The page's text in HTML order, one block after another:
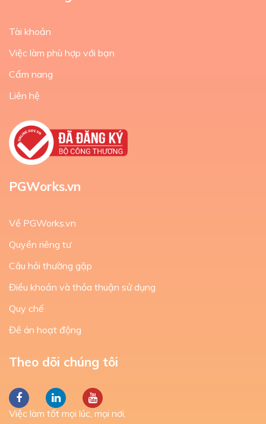
Tài khoản
Việc làm phù hợp với bạn
Cẩm nang
Liên hệ
PGWorks.vn
Về PGWorks.vn
Quyền riêng tư
Câu hỏi thường gặp
Điều khoản và thỏa thuận sử dụng
Quy chế
Đề án hoạt động
Theo dõi chúng tôi
Việc làm tốt mọi lúc, mọi nơi.